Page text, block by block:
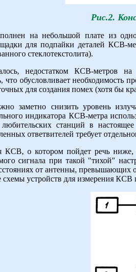
Рис.2.
на небольшой плате из
для подпайки деталей КСВ-
стеклотекстолита).
недостатком КСВ-метров на
что обусловливает необходимость
для создания помех (хотя бы
заметно снизить уровень
индикатора КСВ-метра
станций в
ответвителей требует
КСВ, о котором пойдет речь ниже,
сигнала при такой "тихой"
от антенны, превышающих
устройств для измерения